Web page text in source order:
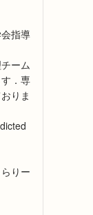
指導
ーム
．専
りま
りー